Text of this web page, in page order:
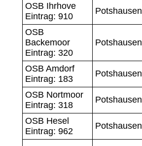
OSB Ihrhove
Eintrag: 910
Potshausen
OSB
Backemoor
Eintrag: 320
Potshausen
OSB Amdorf
Eintrag: 183
Potshausen
OSB Nortmoor
Eintrag: 318
Potshausen
OSB Hesel
Eintrag: 962
Potshausen